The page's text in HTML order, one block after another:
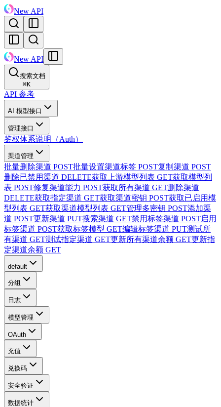
New API
New API
搜索文档
⌘K
API 参考
AI 模型接口
管理接口
鉴权体系说明（Auth）
渠道管理
批量删除渠道 POST批量设置渠道标签 POST复制渠道 POST
删除已禁用渠道 DELETE获取上游模型列表 GET获取模型列
表 POST修复渠道能力 POST获取所有渠道 GET删除渠道
DELETE获取指定渠道 GET获取渠道密钥 POST获取已启用模
型列表 GET获取渠道模型列表 GET管理多密钥 POST添加渠
道 POST更新渠道 PUT搜索渠道 GET禁用标签渠道 POST启用
标签渠道 POST获取标签模型 GET编辑标签渠道 PUT测试所
有渠道 GET测试指定渠道 GET更新所有渠道余额 GET更新指
定渠道余额 GET
default
分组
日志
模型管理
OAuth
充值
兑换码
安全验证
数据统计